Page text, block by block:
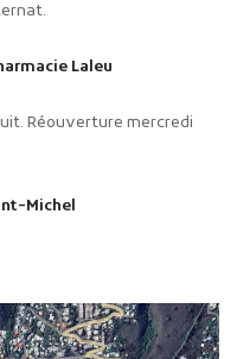
Laleu
Réouverture mercredi
Michel